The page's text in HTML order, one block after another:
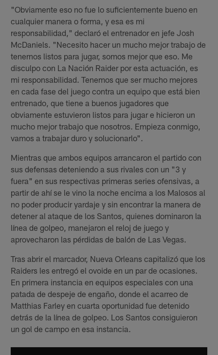
"Obviamente eso no fue lo suficientemente bueno en
cualquier manera o forma, y esa es mi
responsabilidad," declaró el entrenador en jefe Josh
McDaniels. "Necesito hacer un mucho mejor trabajo de
tenernos listos para jugar, somos mejor que eso. Me
disculpo con La Nación Raider por esta actuación, es
mi responsabilidad. Tenemos que ser mucho mejores
en cada fase del juego contra un equipo que está bien
entrenado, que tiene a buenos jugadores que
obviamente estuvieron listos para jugar e hicieron un
mucho mejor trabajo que nosotros. Empieza conmigo,
vamos a trabajar duro y solucionarlo".
Mientras que ambos equipos arrancaron el partido con
sus defensas deteniendo a sus rivales con un "3 y
fuera" en sus respectivas primeras series ofensivas, a
partir de ahí se le vino la noche encima a los Malosos al
no poder producir yardaje y sin encontrar la manera de
detener al ataque de los Santos, quienes dominaron la
línea de golpeo, manejaron el reloj de juego y
aprovecharon las pérdidas de balón de Las Vegas.
Tras abrir el marcador, Nueva Orleans capitalizó que los
Raiders les entregó el ovoide en un par de ocasiones.
En primera instancia en equipos especiales con una
patada de despeje de engaño, donde el acarreo de
Matthias Farley en cuarta oportunidad fue detenido
detrás de la línea de golpeo. Los Santos consiguieron
un gol de campo en esa instancia.